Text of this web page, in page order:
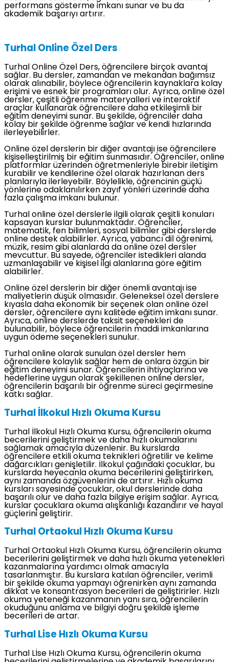
performans gösterme imkanı sunar ve bu da
akademik başarıyı artırır.
Turhal Online Özel Ders
Turhal Online Özel Ders, öğrencilere birçok avantaj
sağlar. Bu dersler, zamandan ve mekandan bağımsız
olarak alınabilir, böylece öğrencilerin kaynaklara kolay
erişimi ve esnek bir programları olur. Ayrıca, online özel
dersler, çeşitli öğrenme materyalleri ve interaktif
araçlar kullanarak öğrencilere daha etkileşimli bir
eğitim deneyimi sunar. Bu şekilde, öğrenciler daha
kolay bir şekilde öğrenme sağlar ve kendi hızlarında
ilerleyebilirler.
Online özel derslerin bir diğer avantajı ise öğrencilere
kişiselleştirilmiş bir eğitim sunmasıdır. Öğrenciler, online
platformlar üzerinden öğretmenleriyle birebir iletişim
kurabilir ve kendilerine özel olarak hazırlanan ders
planlarıyla ilerleyebilir. Böylelikle, öğrencinin güçlü
yönlerine odaklanılırken zayıf yönleri üzerinde daha
fazla çalışma imkanı bulunur.
Turhal online özel derslerle ilgili olarak çeşitli konuları
kapsayan kurslar bulunmaktadır. Öğrenciler,
matematik, fen bilimleri, sosyal bilimler gibi derslerde
online destek alabilirler. Ayrıca, yabancı dil öğrenimi,
müzik, resim gibi alanlarda da online özel dersler
mevcuttur. Bu sayede, öğrenciler istedikleri alanda
uzmanlaşabilir ve kişisel ilgi alanlarına göre eğitim
alabilirler.
Online özel derslerin bir diğer önemli avantajı ise
maliyetlerin düşük olmasıdır. Geleneksel özel derslere
kıyasla daha ekonomik bir seçenek olan online özel
dersler, öğrencilere aynı kalitede eğitim imkanı sunar.
Ayrıca, online derslerde taksit seçenekleri de
bulunabilir, böylece öğrencilerin maddi imkanlarına
uygun ödeme seçenekleri sunulur.
Turhal online olarak sunulan özel dersler hem
öğrencilere kolaylık sağlar hem de onlara özgün bir
eğitim deneyimi sunar. Öğrencilerin ihtiyaçlarına ve
hedeflerine uygun olarak şekillenen online dersler,
öğrencilerin başarılı bir öğrenme süreci geçirmesine
katkı sağlar.
Turhal İlkokul Hızlı Okuma Kursu
Turhal İlkokul Hızlı Okuma Kursu, öğrencilerin okuma
becerilerini geliştirmek ve daha hızlı okumalarını
sağlamak amacıyla düzenlenir. Bu kurslarda
öğrencilere etkili okuma teknikleri öğretilir ve kelime
dağarcıkları genişletilir. İlkokul çağındaki çocuklar, bu
kurslarda heyecanla okuma becerilerini geliştirirken,
aynı zamanda özgüvenlerini de artırır. Hızlı okuma
kursları sayesinde çocuklar, okul derslerinde daha
başarılı olur ve daha fazla bilgiye erişim sağlar. Ayrıca,
kurslar çocuklara okuma alışkanlığı kazandırır ve hayal
güçlerini geliştirir.
Turhal Ortaokul Hızlı Okuma Kursu
Turhal Ortaokul Hızlı Okuma Kursu, öğrencilerin okuma
becerilerini geliştirmek ve daha hızlı okuma yetenekleri
kazanmalarına yardımcı olmak amacıyla
tasarlanmıştır. Bu kurslara katılan öğrenciler, verimli
bir şekilde okuma yapmayı öğrenirken aynı zamanda
dikkat ve konsantrasyon becerileri de geliştirirler. Hızlı
okuma yeteneği kazanmanın yanı sıra, öğrencilerin
okuduğunu anlama ve bilgiyi doğru şekilde işleme
becerileri de artar.
Turhal Lise Hızlı Okuma Kursu
Turhal Lİse Hızlı Okuma Kursu, öğrencilerin okuma